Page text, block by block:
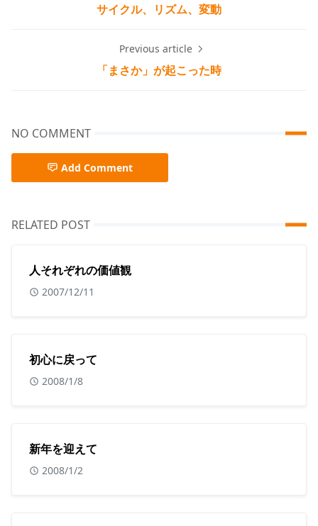
サイクル、リズム、変動
Previous article
「まさか」が起こった時
NO COMMENT
Add Comment
RELATED POST
人それぞれの価値観
2007/12/11
初心に戻って
2008/1/8
新年を迎えて
2008/1/2